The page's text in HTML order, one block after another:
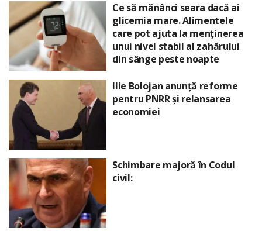
Ce să mănânci seara dacă ai
glicemia mare. Alimentele
care pot ajuta la menținerea
unui nivel stabil al zahărului
din sânge peste noapte
Ilie Bolojan anunță reforme
pentru PNRR și relansarea
economiei
Schimbare majoră în Codul
civil: